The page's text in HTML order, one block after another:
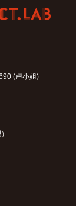
(卢小姐)